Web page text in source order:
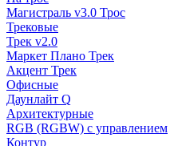
Магистраль v3.0 Трос
Трековые
Трек v2.0
Маркет Плано Трек
Акцент Трек
Офисные
Даунлайт Q
Архитектурные
RGB (RGBW) с управлением
Контур